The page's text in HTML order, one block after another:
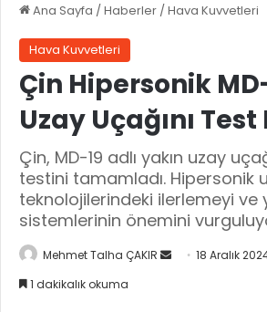
Ana Sayfa /Haberler /Hava Kuvvetleri
Hava Kuvvetleri
Çin Hipersonik
Uzay Uçağını Test
Çin, MD-19 adlı yakın uzay
testini tamamladı. Hipersonik
teknolojilerindeki ilerlemeyi ve
sistemlerinin önemini
Mehmet Talha ÇAKIR 18 Aralık
1 dakikalık okuma